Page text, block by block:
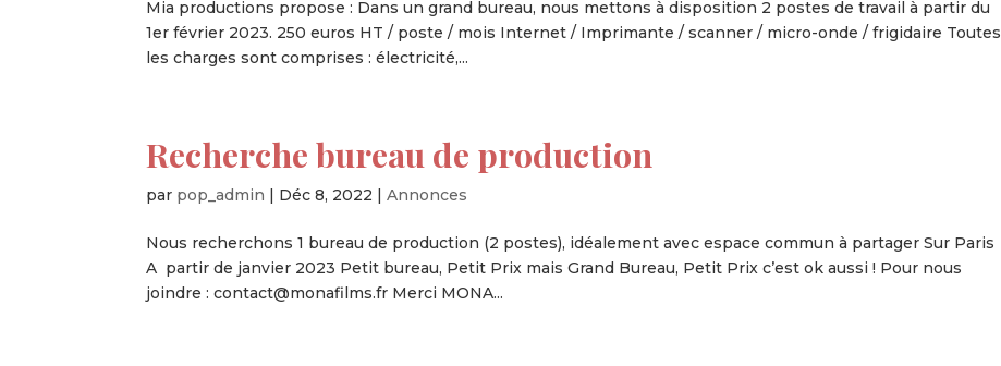
Mia productions propose : Dans un grand bureau, nous mettons à disposition 2 postes de travail à partir du
1er février 2023. 250 euros HT / poste / mois Internet / Imprimante / scanner / micro-onde / frigidaire Toutes
les charges sont comprises : électricité,...
Recherche bureau de production
par pop_admin | Déc 8, 2022 |Annonces
Nous recherchons 1 bureau de production (2 postes), idéalement avec espace commun à partager Sur Paris
A partir de janvier 2023 Petit bureau, Petit Prix mais Grand Bureau, Petit Prix c’est ok aussi ! Pour nous
joindre : contact@monafilms.fr Merci MONA...